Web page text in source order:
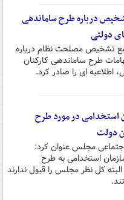
درباره طرح ساماندهی
دولتی
تشخیص مصلحت نظام درباره
طرح ساماندهی کارکنان
اطلاعیه ای را صادر کرد.
استخدامی در مورد طرح
دولت
مجلس عنوان کرد:
استخدامی به طرح
کل نظر مجلس را قبول ندارند